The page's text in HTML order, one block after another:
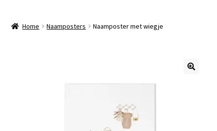
Home Naamposters Naamposter met wiegje